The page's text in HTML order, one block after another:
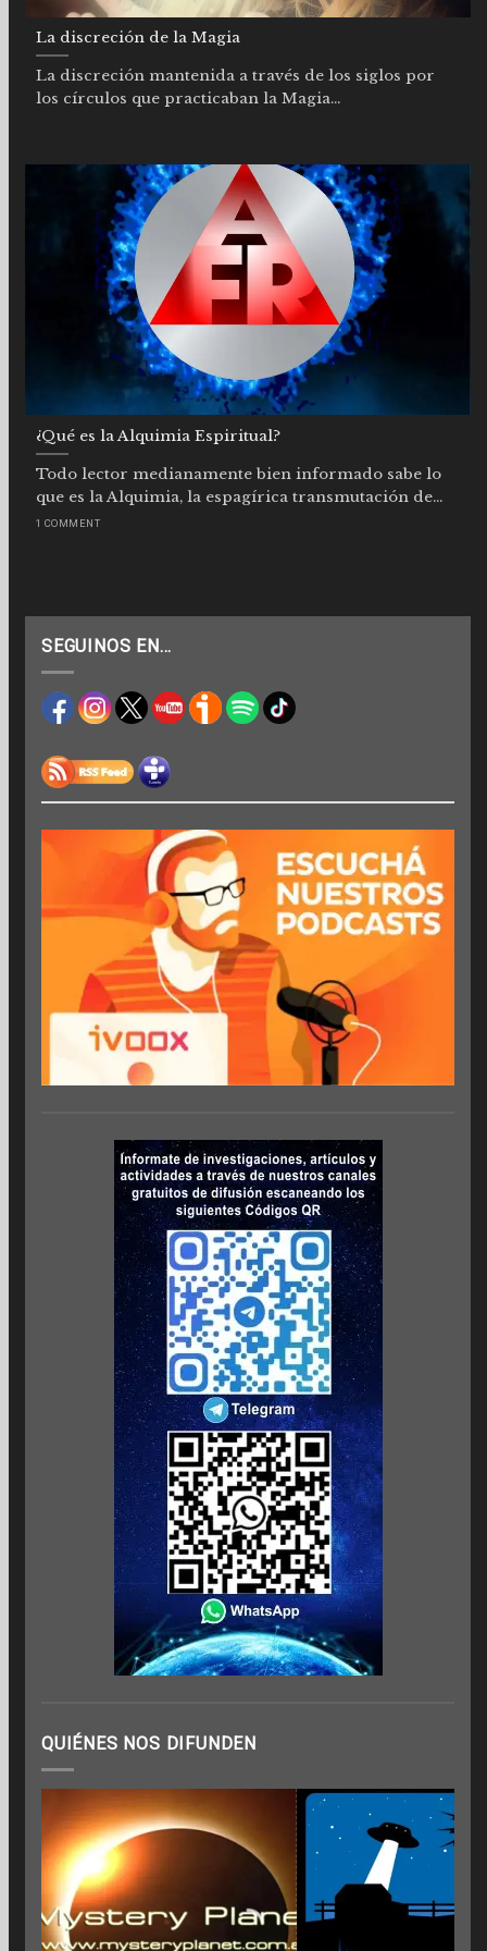
La discreción de la Magia
La discreción mantenida a través de los siglos por
los círculos que practicaban la Magia...
¿Qué es la Alquimia Espiritual?
Todo lector medianamente bien informado sabe lo
que es la Alquimia, la espagírica transmutación de...
1 COMMENT
SEGUINOS EN…
QUIÉNES NOS DIFUNDEN